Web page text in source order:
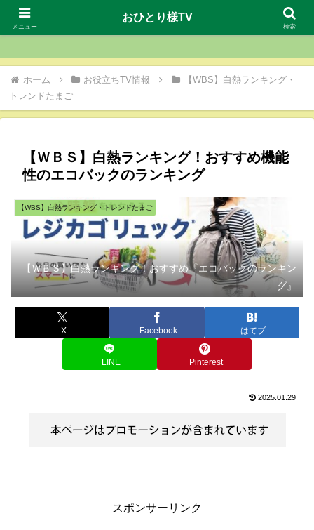
おひとり様TV
ホーム お役立ちTV情報
【WBS】白熱ランキング・
トレンドたまご
【ＷＢＳ】白熱ランキング！おすすめ機能
性のエコバックのランキング
【WBS】白熱ランキング・トレンドたまご
【ＷＢＳ】白熱ランキング！おすすめ『エコバックのランキン
グ』
X Facebook はてブ
LINE Pinterest
2025.01.29
スポンサーリンク
メニュー
おひとり様TV
検索